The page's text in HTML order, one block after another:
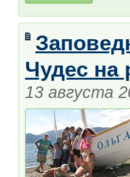
Чудес на
13 августа